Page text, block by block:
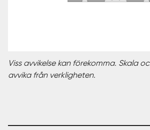
Viss avvikelse kan förekomma. Skala
avvika från verkligheten.